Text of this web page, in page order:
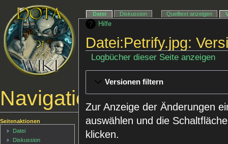
Hilfe
Datei:Petrify.jpg:
Logbücher dieser Seite anzeigen
Versionen filtern
Zur Anzeige der Änderungen
auswählen und die
klicken.
Navigationsmenü
Datei Diskussion Quelltext anzeigen
Seitenaktionen
Datei
Diskussion